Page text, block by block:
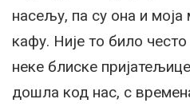
насељу, па су она и
кафу. Није то било
неке блиске
дошла код нас, с